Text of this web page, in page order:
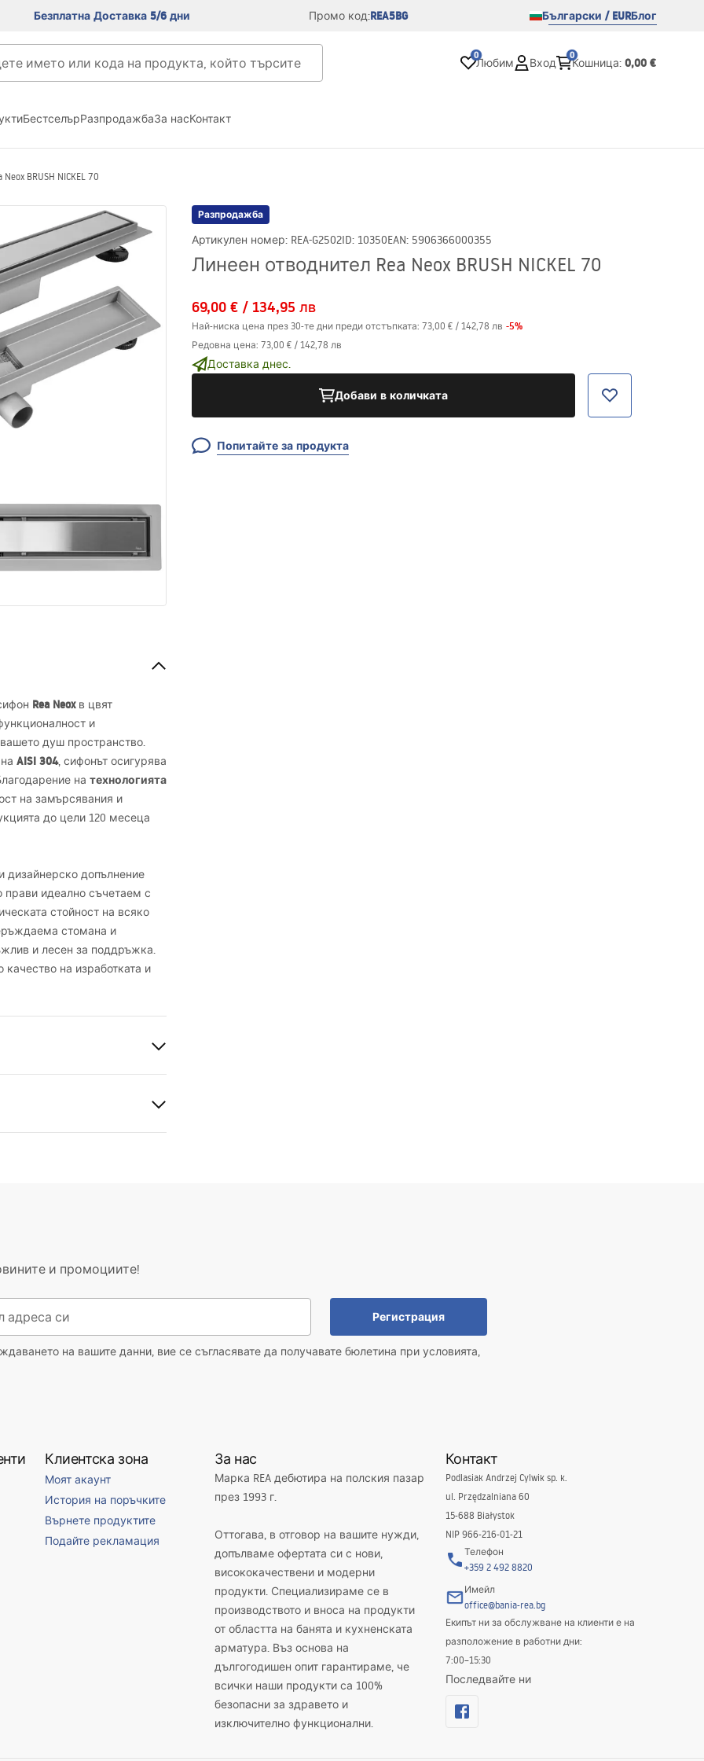
Безплатна Доставка 5/6 дни Промо код:REA5BG Български / EURБлог
0
Любим Вход
0
Кошница: 0,00 €
БестселърРазпродажбаЗа насКонтакт
BRUSH NICKEL 70
Разпродажба
Артикулен номер: REA-G2502ID: 10350EAN: 5906366000355
Линеен отводнител Rea Neox BRUSH NICKEL 70
69,00 € / 134,95 лв
Най-ниска цена през 30-те дни преди отстъпката: 73,00 € / 142,78 лв -5%
Редовна цена: 73,00 € / 142,78 лв
Доставка днес.
Добави в количката
Попитайте за продукта
Rea Neoxв цвят
и
душ пространство.
AISI 304, сифонът осигурява
на технологията
на замърсявания и
до цели 120 месеца
дизайнерско допълнение
прави идеално съчетаем с
стойност на всяко
стомана и
и лесен за поддръжка.
на изработката и
компоненти
и промоциите!
Регистрация
на вашите данни, вие се съгласявате да получавате бюлетина при условията,
Клиентска зона
Моят акаунт
История на поръчките
Върнете продуктите
Подайте рекламация
За нас
Марка REA дебютира на полския пазар
през 1993 г.
Оттогава, в отговор на вашите нужди,
допълваме офертата си с нови,
висококачествени и модерни
продукти. Специализираме се в
производството и вноса на продукти
от областта на банята и кухненската
арматура. Въз основа на
дългогодишен опит гарантираме, че
всички наши продукти са 100%
безопасни за здравето и
изключително функционални.
Контакт
Podlasiak Andrzej Cylwik sp. k.
ul. Przędzalniana 60
15-688 Białystok
NIP 966-216-01-21
Телефон
+359 2 492 8820
Имейл
office@bania-rea.bg
Екипът ни за обслужване на клиенти е на
разположение в работни дни:
7:00–15:30
Последвайте ни